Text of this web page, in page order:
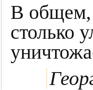
В общем,
столько